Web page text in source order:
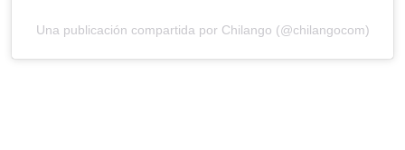
Una publicación compartida por Chilango (@chilangocom)